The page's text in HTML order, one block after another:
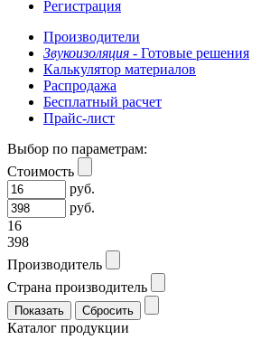
Регистрация
Производители
Звукоизоляция - Готовые решения
Калькулятор материалов
Распродажа
Бесплатный расчет
Прайс-лист
Выбор по параметрам:
Стоимость
руб.
руб.
16
398
Производитель
Страна производитель
Каталог продукции